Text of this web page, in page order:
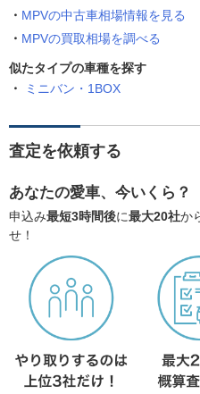
MPVの中古車相場情報を見る
MPVの買取相場を調べる
似たタイプの車種を探す
ミニバン・1BOX
査定を依頼する
あなたの愛車、今いくら？
申込み最短3時間後に最大20社か
せ！